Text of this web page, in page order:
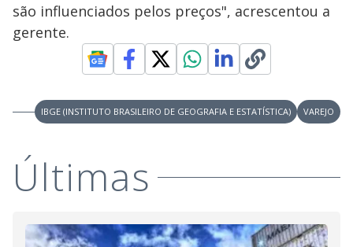
são influenciados pelos preços", acrescentou a
gerente.
IBGE (INSTITUTO BRASILEIRO DE GEOGRAFIA E ESTATÍSTICA) VAREJO
Últimas